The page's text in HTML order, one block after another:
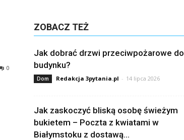
0
ZOBACZ TEŻ
Jak dobrać drzwi przeciwpożarowe do
budynku?
Dom Redakcja 3pytania.pl - 14 lipca 2026
Jak zaskoczyć bliską osobę świeżym
bukietem – Poczta z kwiatami w
Białymstoku z dostawą...